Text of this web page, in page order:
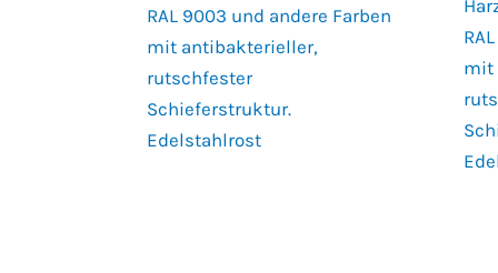
RAL 9003 und andere Farben
mit antibakterieller,
rutschfester
Schieferstruktur.
Edelstahlrost
mit